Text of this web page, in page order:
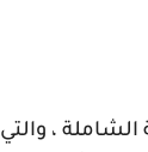
الشاملة ،